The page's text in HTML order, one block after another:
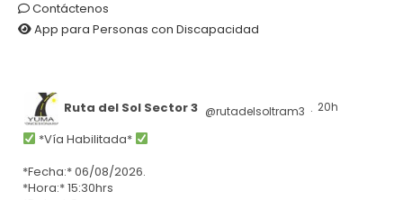
Contáctenos
App para Personas con Discapacidad
Ruta del Sol Sector 3 @rutadelsoltram3 · 20h
*Vía Habilitada*
*Fecha:* 06/08/2026.
*Hora:* 15:30hrs